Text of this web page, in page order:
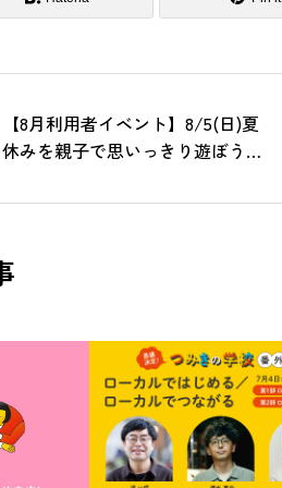
【8月利用者イベント】8/5(日)夏
休みを親子で思いっきり遊ぼう！